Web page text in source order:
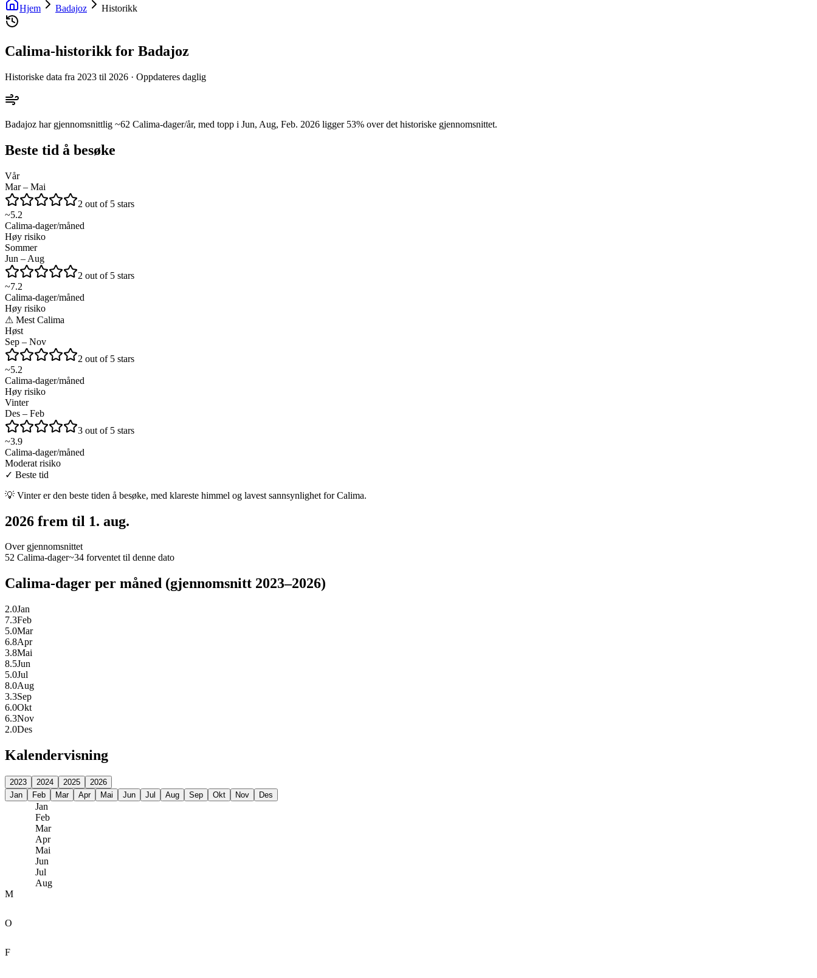
Hjem Badajoz Historikk
Calima-historikk for Badajoz
Historiske data fra 2023 til 2026 · Oppdateres daglig
Badajoz har gjennomsnittlig ~62 Calima-dager/år, med topp i Jun, Aug, Feb. 2026 ligger 53% over det historiske gjennomsnittet.
Beste tid å besøke
Vår
Mar – Mai
2 out of 5 stars
~5.2
Calima-dager/måned
Høy risiko
Sommer
Jun – Aug
2 out of 5 stars
~7.2
Calima-dager/måned
Høy risiko
⚠ Mest Calima
Høst
Sep – Nov
2 out of 5 stars
~5.2
Calima-dager/måned
Høy risiko
Vinter
Des – Feb
3 out of 5 stars
~3.9
Calima-dager/måned
Moderat risiko
✓ Beste tid
💡 Vinter er den beste tiden å besøke, med klareste himmel og lavest sannsynlighet for Calima.
2026 frem til 1. aug.
Over gjennomsnittet
52 Calima-dager~34 forventet til denne dato
Calima-dager per måned (gjennomsnitt 2023–2026)
2.0Jan
7.3Feb
5.0Mar
6.8Apr
3.8Mai
8.5Jun
5.0Jul
8.0Aug
3.3Sep
6.0Okt
6.3Nov
2.0Des
Kalendervisning
2023 2024 2025
2026
Jan
Feb Mar Apr Mai Jun Jul Aug Sep Okt Nov Des
Jan
Feb
Mar
Apr
Mai
Jun
Jul
Aug
M
O
F